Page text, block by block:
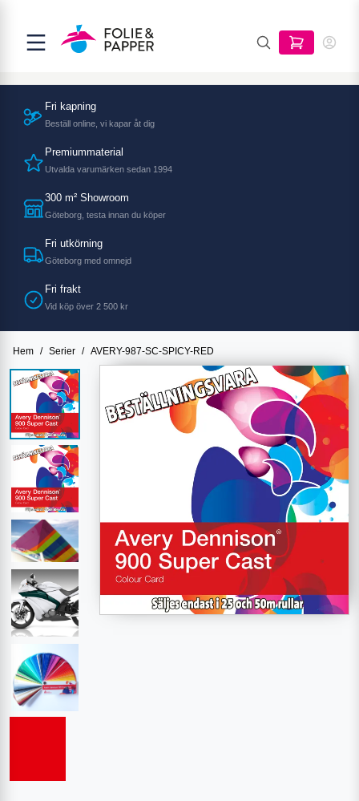
Fri kapning
Beställ online, vi kapar åt dig
Premiummaterial
Utvalda varumärken sedan 1994
300 m² Showroom
Göteborg, testa innan du köper
Fri utkörning
Göteborg med omnejd
Fri frakt
Vid köp över 2 500 kr
Hem / Serier / AVERY-987-SC-SPICY-RED